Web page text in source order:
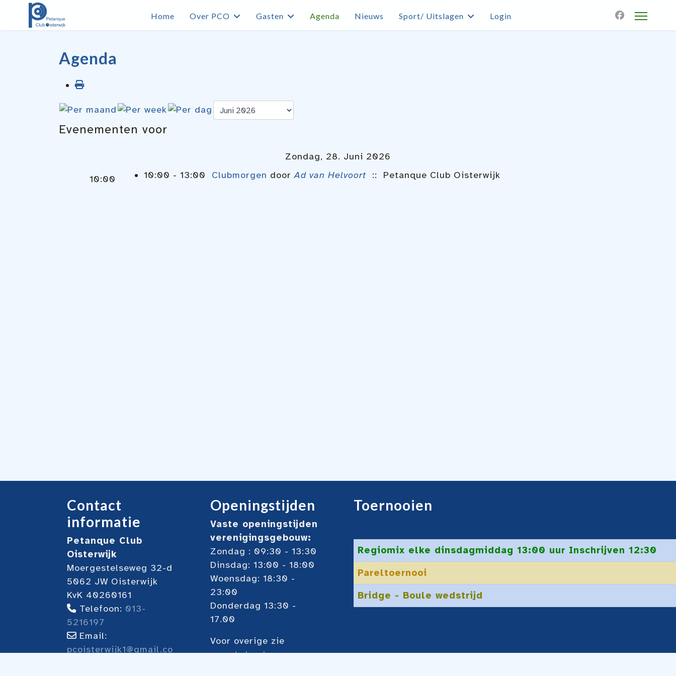
Home Over PCO Gasten Agenda Nieuws Sport/ Uitslagen Login
Agenda
Evenementen voor
Zondag, 28. Juni 2026
10:00 10:00 - 13:00 Clubmorgen door Ad van Helvoort :: Petanque Club Oisterwijk
Contact
informatie
Petanque Club
Oisterwijk
Moergestelseweg 32-d
5062 JW Oisterwijk
KvK 40260161
Telefoon: 013-
5216197
Email:
pcoisterwijk1@gmail.co
Openingstijden
Vaste openingstijden
verenigingsgebouw:
Zondag : 09:30 - 13:30
Dinsdag: 13:00 - 18:00
Woensdag: 18:30 -
23:00
Donderdag 13:30 -
17.00
Voor overige zie
onzekalender
Toernooien
Regiomix elke dinsdagmiddag 13:00 uur Inschrijven 12:30
Pareltoernooi
Bridge - Boule wedstrijd